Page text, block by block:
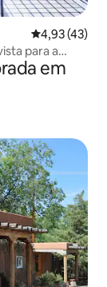
4,93 de uma
4,93 (43)
para a
+
em